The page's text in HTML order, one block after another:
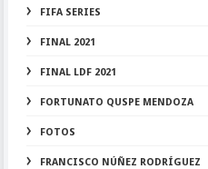
FIFA SERIES
FINAL 2021
FINAL LDF 2021
FORTUNATO QUSPE MENDOZA
FOTOS
FRANCISCO NÚÑEZ RODRÍGUEZ